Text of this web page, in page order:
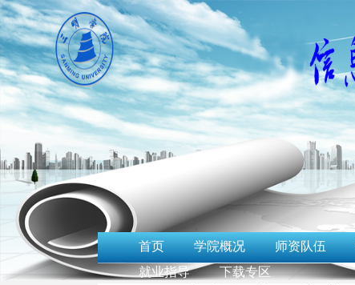
首页 学院概况 师资队伍
就业指导
下载专区